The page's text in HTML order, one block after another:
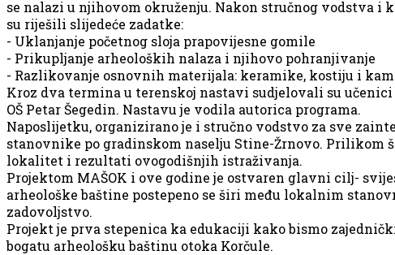
se nalazi u njihovom okruženju. Nakon stručnog vodstva i
su riješili slijedeće zadatke:
- Uklanjanje početnog sloja prapovijesne gomile
- Prikupljanje arheoloških nalaza i njihovo pohranjivanje
- Razlikovanje osnovnih materijala: keramike, kostiju i
Kroz dva termina u terenskoj nastavi sudjelovali su učenici
OŠ Petar Šegedin. Nastavu je vodila autorica programa.
Naposlijetku, organizirano je i stručno vodstvo za sve
stanovnike po gradinskom naselju Stine-Žrnovo. Prilikom
lokalitet i rezultati ovogodišnjih istraživanja.
Projektom MAŠOK i ove godine je ostvaren glavni cilj-
arheološke baštine postepeno se širi među lokalnim
zadovoljstvo.
Projekt je prva stepenica ka edukaciji kako bismo
bogatu arheološku baštinu otoka Korčule.